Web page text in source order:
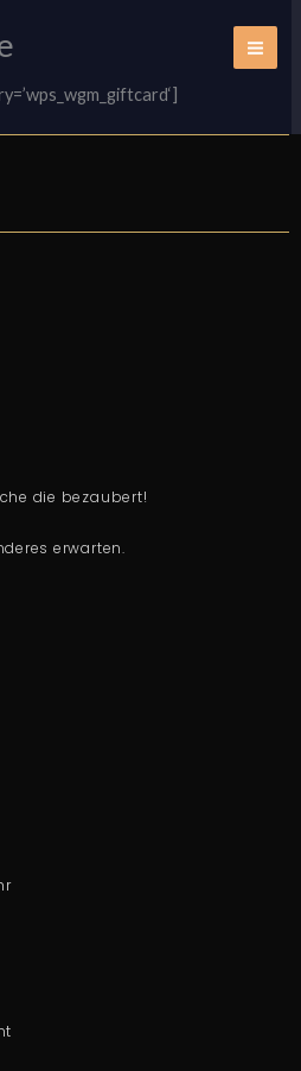
die bezaubert!
erwarten.